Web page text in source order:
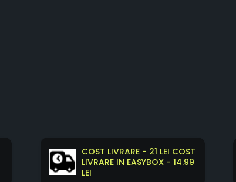
COST LIVRARE - 21 LEI COST
LIVRARE IN EASYBOX - 14.99
LEI